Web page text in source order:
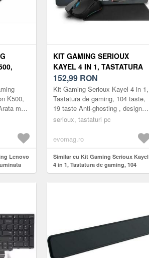
K500,
mai
si
Lenovo
KIT GAMING SERIOUX
KAYEL 4 IN 1, TASTATURA
DE GAMING, 104 TASTE, 19
TASTE ANTI-GHOSTING ,
DESIGN SLIM, ILUMINARE
RAINBOW, STRUCTURA
METALICA GRI, TASTE
REST, CABLU USB 1.5M
MOUSE GAMING, SENZOR
SUNPLUS 199, 800-
152,99 RON
Kit Gaming Serioux Kayel 4 in 1,
Tastatura de gaming, 104 taste,
19 taste Anti-ghosting , design
slim, iluminare rainbow, structura
serioux, tastaturi pc
evomag.ro
Similar cu Kit Gaming Serioux Kayel
4 in 1, Tastatura de gaming, 104
taste, 19 taste Anti-ghosting ,
design slim, iluminare rainbow,